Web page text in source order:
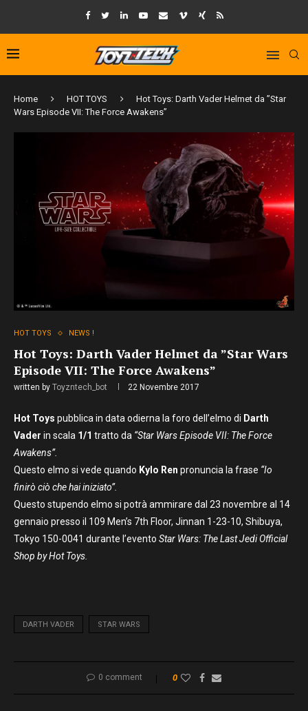
Home HOT TOYS
Hot Toys: Darth Vader Helmet da ”Star
Wars Episode VII: The Force Awakens”
HOT TOYS NEWS !
Hot Toys: Darth Vader Helmet da ”Star Wars
Episode VII: The Force Awakens”
written by Toyzntech_bot 22 Novembre 2017
Hot Toys pubblica in data odierna la foro dell’elmo di Darth
Vader in scala 1/1 tratto da “Star Wars Episode VII: The Force
Awakens”.
Questo elmo si vede quando Kylo Ren pronuncia la frase “Io
finirò ciò che hai iniziato”.
Questo stupendo elmo si potrà ammirare dal 23 novembre al 14
gennaio presso il 109 Men’s 7th Floor, Jinnan 1-23-10, Shibuya,
Tokyo 150-0041 durante l’evento Star Wars: The Last Jedi Official
Shop by Hot Toys.
DARTH VADER STAR WARS
0 comment 0